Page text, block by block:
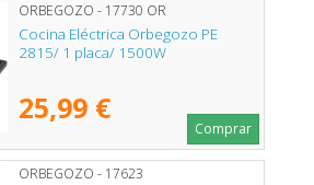
ORBEGOZO - 17730 OR
Cocina Eléctrica Orbegozo PE
2815/ 1 placa/ 1500W
25,99 €
Comprar
ORBEGOZO - 17623